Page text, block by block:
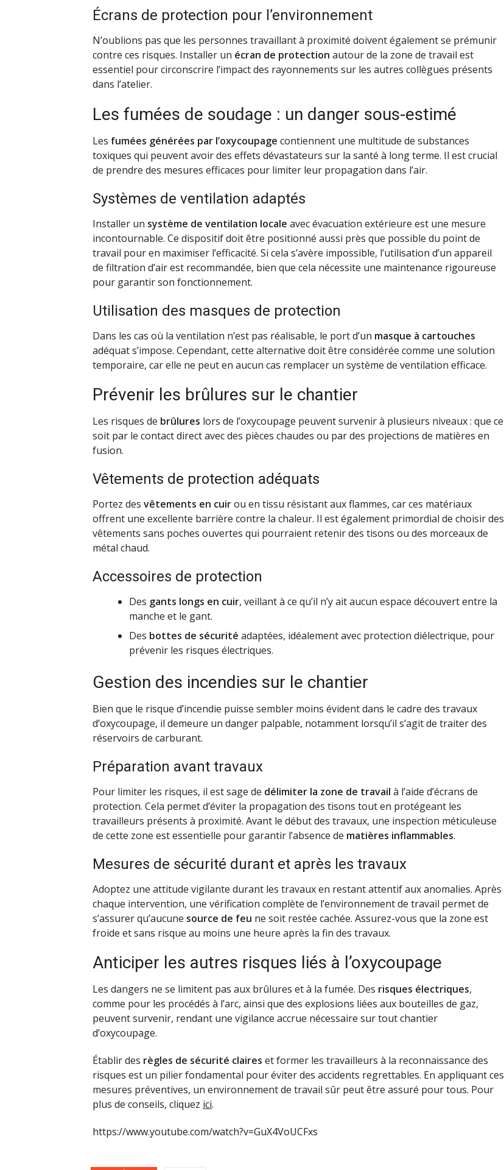
Écrans de protection pour l’environnement
N’oublions pas que les personnes travaillant à proximité doivent également se prémunir
contre ces risques. Installer un écran de protection autour de la zone de travail est
essentiel pour circonscrire l’impact des rayonnements sur les autres collègues présents
dans l’atelier.
Les fumées de soudage : un danger sous-estimé
Les fumées générées par l’oxycoupage contiennent une multitude de substances
toxiques qui peuvent avoir des effets dévastateurs sur la santé à long terme. Il est crucial
de prendre des mesures efficaces pour limiter leur propagation dans l’air.
Systèmes de ventilation adaptés
Installer un système de ventilation locale avec évacuation extérieure est une mesure
incontournable. Ce dispositif doit être positionné aussi près que possible du point de
travail pour en maximiser l’efficacité. Si cela s’avère impossible, l’utilisation d’un appareil
de filtration d’air est recommandée, bien que cela nécessite une maintenance rigoureuse
pour garantir son fonctionnement.
Utilisation des masques de protection
Dans les cas où la ventilation n’est pas réalisable, le port d’un masque à cartouches
adéquat s’impose. Cependant, cette alternative doit être considérée comme une solution
temporaire, car elle ne peut en aucun cas remplacer un système de ventilation efficace.
Prévenir les brûlures sur le chantier
Les risques de brûlures lors de l’oxycoupage peuvent survenir à plusieurs niveaux : que ce
soit par le contact direct avec des pièces chaudes ou par des projections de matières en
fusion.
Vêtements de protection adéquats
Portez des vêtements en cuirou en tissu résistant aux flammes, car ces matériaux
offrent une excellente barrière contre la chaleur. Il est également primordial de choisir des
vêtements sans poches ouvertes qui pourraient retenir des tisons ou des morceaux de
métal chaud.
Accessoires de protection
Des gants longs en cuir, veillant à ce qu’il n’y ait aucun espace découvert entre la
manche et le gant.
Des bottes de sécurité adaptées, idéalement avec protection diélectrique, pour
prévenir les risques électriques.
Gestion des incendies sur le chantier
Bien que le risque d’incendie puisse sembler moins évident dans le cadre des travaux
d’oxycoupage, il demeure un danger palpable, notamment lorsqu’il s’agit de traiter des
réservoirs de carburant.
Préparation avant travaux
Pour limiter les risques, il est sage de délimiter la zone de travail à l’aide d’écrans de
protection. Cela permet d’éviter la propagation des tisons tout en protégeant les
travailleurs présents à proximité. Avant le début des travaux, une inspection méticuleuse
de cette zone est essentielle pour garantir l’absence de matières inflammables.
Mesures de sécurité durant et après les travaux
Adoptez une attitude vigilante durant les travaux en restant attentif aux anomalies. Après
chaque intervention, une vérification complète de l’environnement de travail permet de
s’assurer qu’aucune source de feu ne soit restée cachée. Assurez-vous que la zone est
froide et sans risque au moins une heure après la fin des travaux.
Anticiper les autres risques liés à l’oxycoupage
Les dangers ne se limitent pas aux brûlures et à la fumée. Des risques électriques,
comme pour les procédés à l’arc, ainsi que des explosions liées aux bouteilles de gaz,
peuvent survenir, rendant une vigilance accrue nécessaire sur tout chantier
d’oxycoupage.
Établir des règles de sécurité claires et former les travailleurs à la reconnaissance des
risques est un pilier fondamental pour éviter des accidents regrettables. En appliquant ces
mesures préventives, un environnement de travail sûr peut être assuré pour tous. Pour
plus de conseils, cliquez ici.
https://www.youtube.com/watch?v=GuX4VoUCFxs